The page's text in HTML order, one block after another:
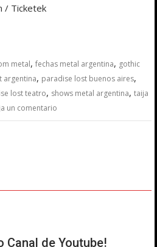
/ Ticketek
metal,fechas metal argentina, gothic
argentina, paradise lost buenos aires,
lost teatro, shows metal argentina,taija
un comentario
Canal de Youtube!